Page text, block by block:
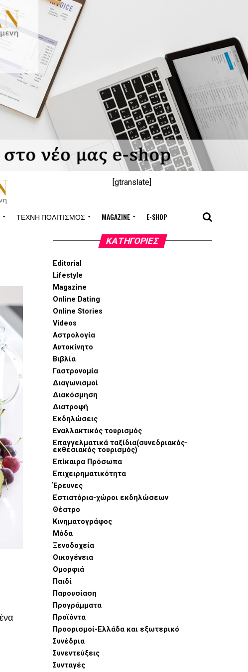
[gtranslate]
ΤΈΧΝΗ ΠΟΛΙΤΙΣΜΌΣ MAGAZINE E-SHOP
KΑΤΗΓΟΡΊΕΣ
Editorial
Lifestyle
Magazine
Online Dating
Online Stories
Videos
Αστρολογία
Αυτοκίνητο
Βιβλία
Γαστρονομία
Διαγωνισμοί
Διακόσμηση
Διατροφή
Εκδηλώσεις
Εναλλακτικός τουρισμός
Επαγγελματικά ταξίδια(συνεδριακός-
εκθεσιακός τουρισμός)
Επίκαιρα Πρόσωπα
Επιχειρηματικότητα
Έρευνες
Εστιατόρια-χώροι εκδηλώσεων
Θέατρο
Κινηματογράφος
Μόδα
Ξενοδοχεία
Οικογένεια
Ομορφιά
Παιδί
Παρουσίαση
Προγράμματα
Προϊόντα
Προορισμοί-Ελλάδα και εξωτερικό
Συνέδρια
Συνεντεύξεις
Συνταγές